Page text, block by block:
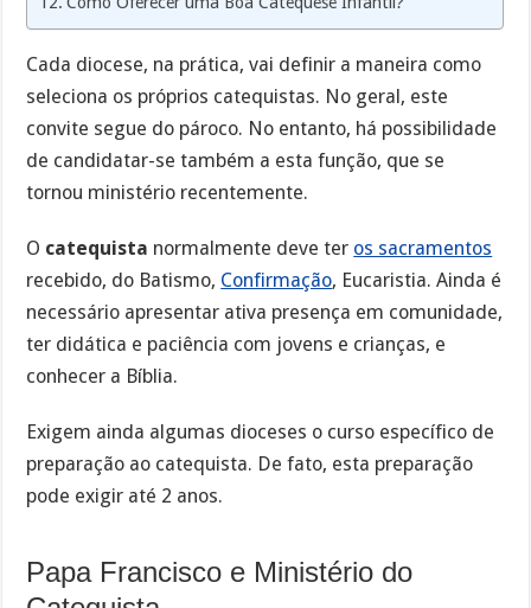
Cada diocese, na prática, vai definir a maneira como
seleciona os próprios catequistas. No geral, este
convite segue do pároco. No entanto, há possibilidade
de candidatar-se também a esta função, que se
tornou ministério recentemente.
O catequista normalmente deve ter os sacramentos
recebido, do Batismo, Confirmação, Eucaristia. Ainda é
necessário apresentar ativa presença em comunidade,
ter didática e paciência com jovens e crianças, e
conhecer a Bíblia.
Exigem ainda algumas dioceses o curso específico de
preparação ao catequista. De fato, esta preparação
pode exigir até 2 anos.
Papa Francisco e Ministério do